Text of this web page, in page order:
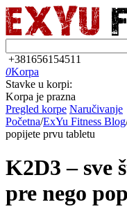
+381656154511
0Korpa
Stavke u korpi:
Korpa je prazna
Pregled korpe Naručivanje
Početna/ExYu Fitness Blog
popijete prvu tabletu
K2D3 – sve
pre nego